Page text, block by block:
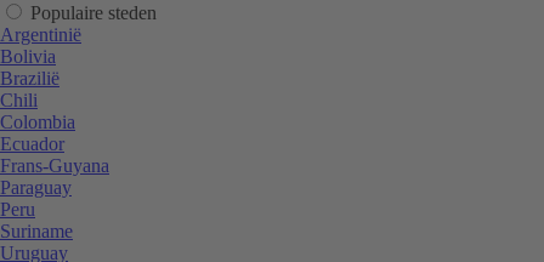
Populaire steden
Argentinië
Bolivia
Brazilië
Chili
Colombia
Ecuador
Frans-Guyana
Paraguay
Peru
Suriname
Uruguay